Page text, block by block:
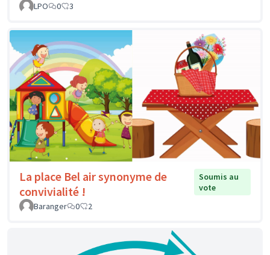
LPO
0 3
La place Bel air synonyme de
convivialité !
Soumis au
vote
Baranger
0 2